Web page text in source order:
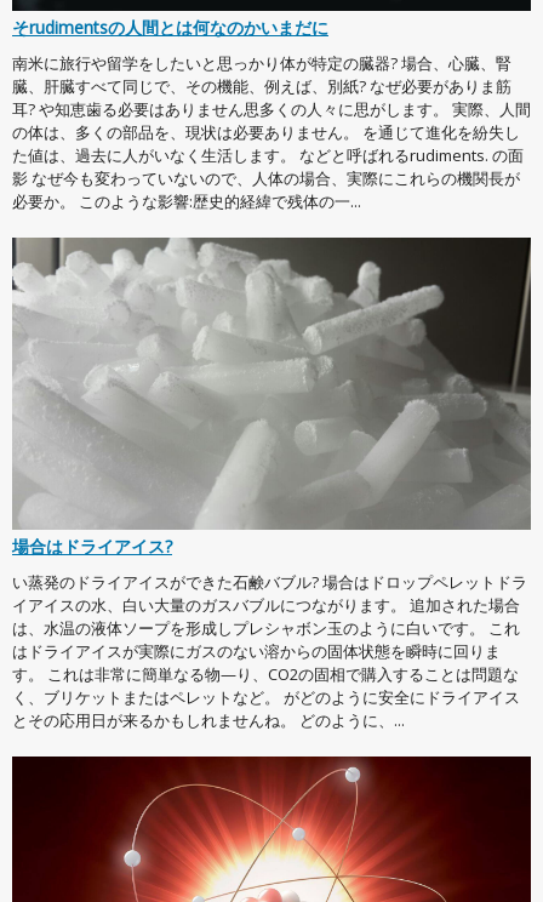
そrudimentsの人間とは何なのかいまだに
南米に旅行や留学をしたいと思っかり体が特定の臓器? 場合、心臓、腎
臓、肝臓すべて同じで、その機能、例えば、別紙? なぜ必要がありま筋
耳? や知恵歯る必要はありません思多くの人々に思がします。 実際、人間
の体は、多くの部品を、現状は必要ありません。 を通じて進化を紛失し
た値は、過去に人がいなく生活します。 などと呼ばれるrudiments. の面
影 なぜ今も変わっていないので、人体の場合、実際にこれらの機関長が
必要か。 このような影響:歴史的経緯で残体の一...
場合はドライアイス?
い蒸発のドライアイスができた石鹸バブル? 場合はドロップペレットドラ
イアイスの水、白い大量のガスバブルにつながります。 追加された場合
は、水温の液体ソープを形成しプレシャボン玉のように白いです。 これ
はドライアイスが実際にガスのない溶からの固体状態を瞬時に回りま
す。 これは非常に簡単なる物—り、CO2の固相で購入することは問題な
く、ブリケットまたはペレットなど。 がどのように安全にドライアイス
とその応用日が来るかもしれませんね。 どのように、...